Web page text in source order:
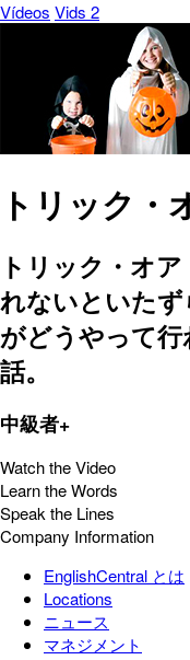
Vídeos Vids 2
トリック・
トリック・オ
れないといた
がどうやって
話。
中級者+
Watch the Video
Learn the Words
Speak the Lines
Company Information
EnglishCentral とは
Locations
ニュース
マネジメント